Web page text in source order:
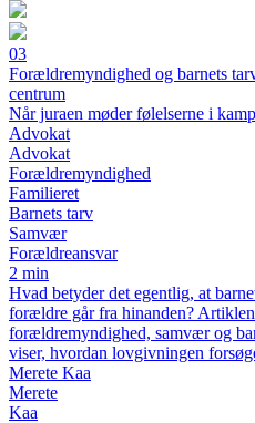
03
Forældremyndighed og barnets
centrum
Når juraen møder følelserne i
Advokat
Advokat
Forældremyndighed
Familieret
Barnets tarv
Samvær
Forældreansvar
2 min
Hvad betyder det egentlig, at
forældre går fra hinanden?
forældremyndighed, samvær og
viser, hvordan lovgivningen
Merete Kaa
Merete
Kaa